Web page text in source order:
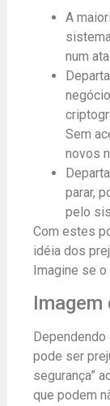
A
num
Sem
novos
parar,
pelo
Com estes
idéia dos
Imagine se o
Imagem
Dependendo
pode ser
segurança”
que podem